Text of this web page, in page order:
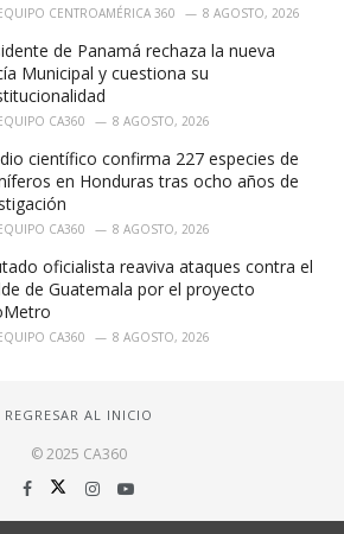
CENTROAMÉRICA 360 8 AGOSTO, 2026
de Panamá rechaza la nueva
Municipal y cuestiona su
CA360 8 AGOSTO, 2026
científico confirma 227 especies de
en Honduras tras ocho años de
CA360 8 AGOSTO, 2026
oficialista reaviva ataques contra el
de Guatemala por el proyecto
CA360 8 AGOSTO, 2026
REGRESAR AL INICIO
© 2025 CA360